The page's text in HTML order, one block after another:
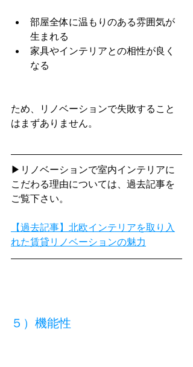
部屋全体に温もりのある雰囲気が
生まれる
家具やインテリアとの相性が良く
なる
ため、リノベーションで失敗すること
はまずありません。
▶リノベーションで室内インテリアに
こだわる理由については、過去記事を
ご覧下さい。
【過去記事】北欧インテリアを取り入
れた賃貸リノベーションの魅力
５）機能性